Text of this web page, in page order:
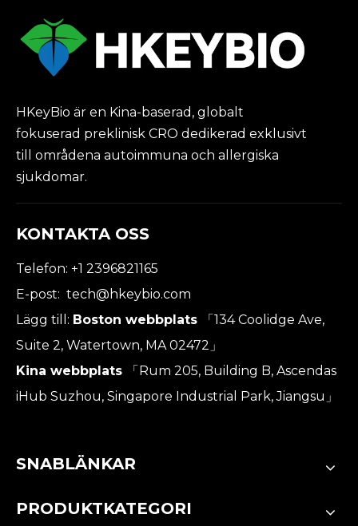
HKeyBio är en Kina-baserad, globalt
fokuserad preklinisk CRO dedikerad exklusivt
till områdena autoimmuna och allergiska
sjukdomar.
KONTAKTA OSS
Telefon: +1 2396821165
E-post: tech@hkeybio.com
Lägg till: Boston webbplats
「134 Coolidge Ave,
Suite 2, Watertown, MA 02472」
Kina webbplats
「Rum 205, Building B, Ascendas
iHub Suzhou, Singapore Industrial Park, Jiangsu」
SNABLÄNKAR
PRODUKTKATEGORI